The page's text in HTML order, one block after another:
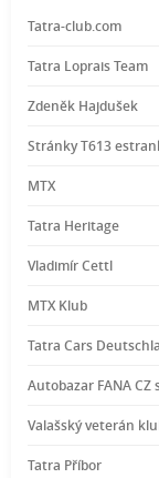
Tatra-club.com
Tatra Loprais Team
Zdeněk Hajdušek
Stránky T613
MTX
Tatra Heritage
Vladimír Cettl
MTX Klub
Tatra Cars
Autobazar FANA CZ
Valašský veterán
Tatra Příbor